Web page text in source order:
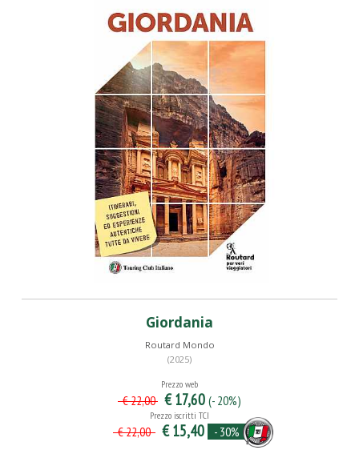
Giordania
Routard Mondo
(2025)
Prezzo web
€ 22,00 € 17,60 (- 20%)
Prezzo iscritti TCI
€ 22,00 € 15,40 - 30%